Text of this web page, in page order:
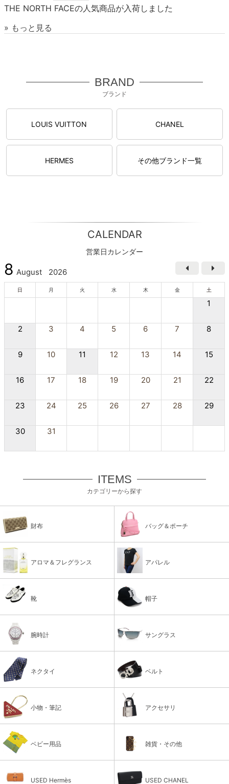
THE NORTH FACEの人気商品が入荷しました
» もっと見る
BRAND
ブランド
LOUIS VUITTON CHANEL
HERMES その他ブランド一覧
CALENDAR
営業日カレンダー
8 August 2026
日 月 火 水 木 金 土
1
2 3 4 5 6 7 8
9 10 11 12 13 14 15
16 17 18 19 20 21 22
23 24 25 26 27 28 29
30 31
ITEMS
カテゴリーから探す
財布 バッグ＆ポーチ
アロマ＆フレグランス アパレル
靴 帽子
腕時計 サングラス
ネクタイ ベルト
小物・筆記 アクセサリ
ベビー用品 雑貨・その他
USED Hermès USED CHANEL